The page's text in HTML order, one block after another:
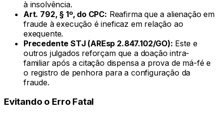
à insolvência.
Art. 792, § 1º, do CPC: Reafirma que a alienação em
fraude à execução é ineficaz em relação ao
exequente.
Precedente STJ (AREsp 2.847.102/GO): Este e
outros julgados reforçam que a doação intra-
familiar após a citação dispensa a prova de má-fé e
o registro de penhora para a configuração da
fraude.
Evitando o Erro Fatal